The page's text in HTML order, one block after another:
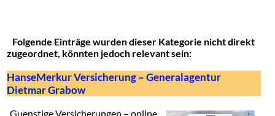
Folgende Einträge wurden dieser Kategorie nicht direkt
zugeordnet, könnten jedoch relevant sein:
HanseMerkur Versicherung – Generalagentur
Dietmar Grabow
Guenstige Versicherungen – online